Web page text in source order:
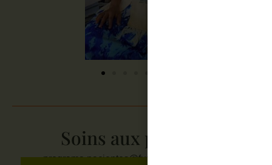
Soins aux patients
programa.pacientes@fundacionrecover.org